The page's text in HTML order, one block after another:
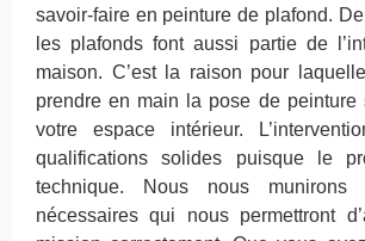
savoir-faire en peinture de plafond.
les plafonds font aussi partie de
maison. C’est la raison pour
prendre en main la pose de peinture
votre espace intérieur.
qualifications solides puisque le
technique. Nous nous munirons
nécessaires qui nous permettront